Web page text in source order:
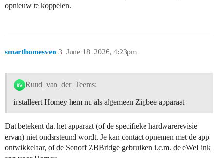
opnieuw te koppelen.
smarthomesven June 18, 2026, 4:23pm
3
Ruud_van_der_Teems:
installeert Homey hem nu als algemeen Zigbee apparaat
Dat betekent dat het apparaat (of de specifieke hardwarerevisie
ervan) niet ondsrsteund wordt. Je kan contact opnemen met de app
ontwikkelaar, of de Sonoff ZBBridge gebruiken i.c.m. de eWeLink